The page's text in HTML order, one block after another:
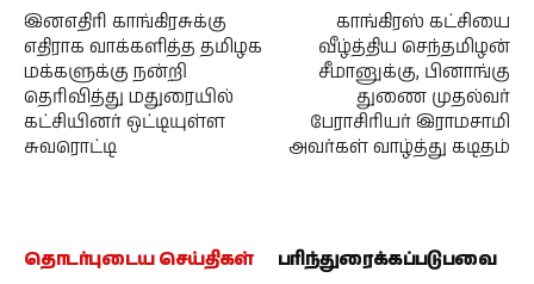
இனஎதிரி காங்கிரசுக்கு
எதிராக வாக்களித்த தமிழக
மக்களுக்கு நன்றி
தெரிவித்து மதுரையில்
கட்சியினர் ஒட்டியுள்ள
சுவரொட்டி
காங்கிரஸ் கட்சியை
வீழ்த்திய செந்தமிழன்
சீமானுக்கு, பினாங்கு
துணை முதல்வர்
பேராசிரியர் இராமசாமி
அவர்கள் வாழ்த்து கடிதம்
தொடர்புடைய செய்திகள் பரிந்துரைக்கப்படுபவை